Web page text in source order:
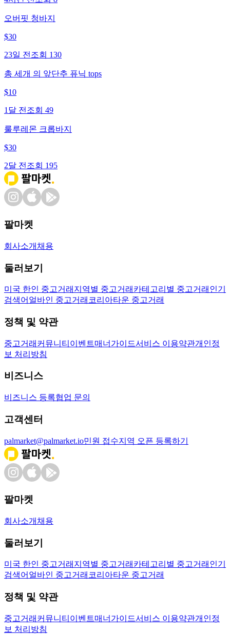
오버핏 청바지
$30
23일 전 조회 130
총 세개 의 앞단추 퓨닉 tops
$10
1달 전 조회 49
룰루레몬 크롭바지
$30
2달 전 조회 195
팔마켓
회사소개 채용
둘러보기
미국 한인 중고거래 지역별 중고거래 카테고리별 중고거래 인기
검색어 얼바인 중고거래 코리아타운 중고거래
정책 및 약관
중고거래 커뮤니티 이벤트매너가이드서비스 이용약관개인정
보 처리방침
비즈니스
비즈니스 등록협업 문의
고객센터
palmarket@palmarket.io민원 접수지역 오픈 등록하기
팔마켓
회사소개 채용
둘러보기
미국 한인 중고거래 지역별 중고거래 카테고리별 중고거래 인기
검색어 얼바인 중고거래 코리아타운 중고거래
정책 및 약관
중고거래 커뮤니티 이벤트매너가이드서비스 이용약관개인정
보 처리방침